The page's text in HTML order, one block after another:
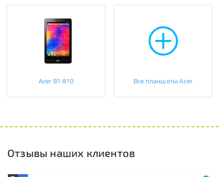
Acer B1-810 Все планшеты Acer
Отзывы наших клиентов